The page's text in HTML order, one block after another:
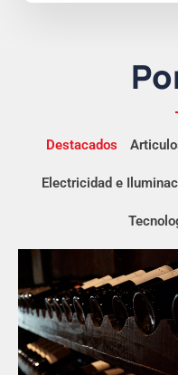
Destacados
Electricidad e